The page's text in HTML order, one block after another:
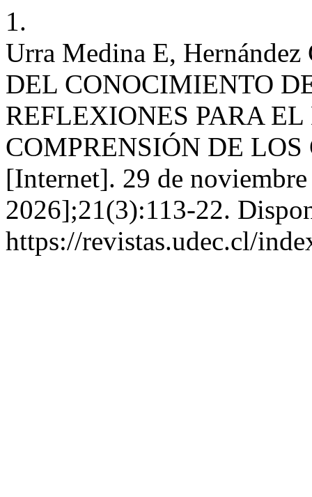
1.
Urra Medina E,
DEL CONOCIMIENTO
REFLEXIONES PARA
COMPRENSIÓN DE
[Internet]. 29 de
2026];21(3):113-22.
https://revistas.udec.cl/